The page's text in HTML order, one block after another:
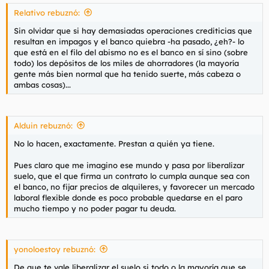
pobrecitos ni los caseros unos despiadados sinvergüenzas.
Aunque bueno, parece ser que es peor ser pequeño
empresario. El peor delito que puede haber, parece ser. La
vergüenza máxima.
Eso sí, luego queremos que haya trabajo y pisos disponibles
para alquiler.
Relativo rebuznó:
Sin olvidar que si hay demasiadas operaciones crediticias que
resultan en impagos y el banco quiebra -ha pasado, ¿eh?- lo
que está en el filo del abismo no es el banco en sí sino (sobre
todo) los depósitos de los miles de ahorradores (la mayoría
gente más bien normal que ha tenido suerte, más cabeza o
ambas cosas)...
Alduin rebuznó:
No lo hacen, exactamente. Prestan a quién ya tiene.
Pues claro que me imagino ese mundo y pasa por liberalizar
suelo, que el que firma un contrato lo cumpla aunque sea con
el banco, no fijar precios de alquileres, y favorecer un mercado
laboral flexible donde es poco probable quedarse en el paro
mucho tiempo y no poder pagar tu deuda.
yonoloestoy rebuznó:
De que te vale liberalizar el suelo si todo o la mayoría que se